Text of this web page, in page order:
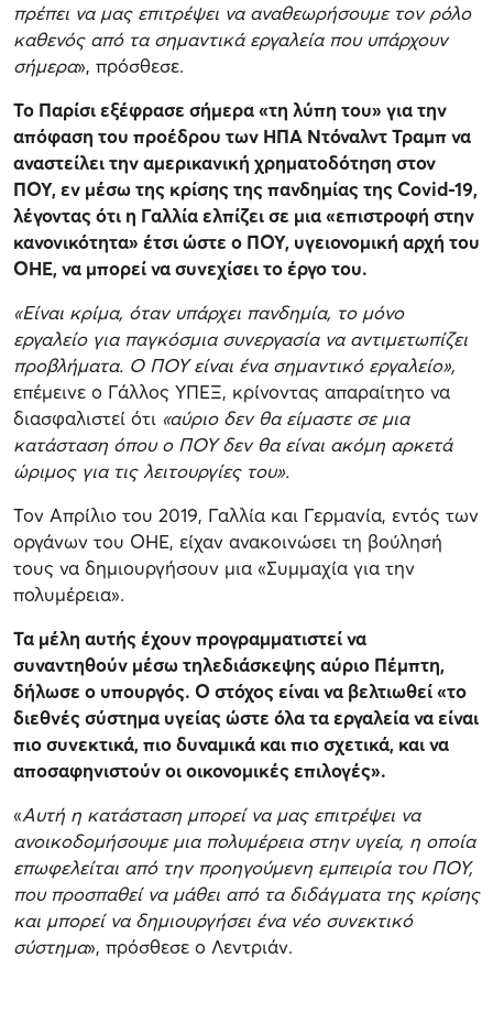
πρέπει να μας επιτρέψει να αναθεωρήσουμε τον ρόλο
καθενός από τα σημαντικά εργαλεία που υπάρχουν
σήμερα», πρόσθεσε.
Το Παρίσι εξέφρασε σήμερα «τη λύπη του» για την
απόφαση του προέδρου των ΗΠΑ Ντόναλντ Τραμπ να
αναστείλει την αμερικανική χρηματοδότηση στον
ΠΟΥ, εν μέσω της κρίσης της πανδημίας της Covid-19,
λέγοντας ότι η Γαλλία ελπίζει σε μια «επιστροφή στην
κανονικότητα» έτσι ώστε ο ΠΟΥ, υγειονομική αρχή του
ΟΗΕ, να μπορεί να συνεχίσει το έργο του.
«Είναι κρίμα, όταν υπάρχει πανδημία, το μόνο
εργαλείο για παγκόσμια συνεργασία να αντιμετωπίζει
προβλήματα. Ο ΠΟΥ είναι ένα σημαντικό εργαλείο»,
επέμεινε ο Γάλλος ΥΠΕΞ, κρίνοντας απαραίτητο να
διασφαλιστεί ότι «αύριο δεν θα είμαστε σε μια
κατάσταση όπου ο ΠΟΥ δεν θα είναι ακόμη αρκετά
ώριμος για τις λειτουργίες του».
Τον Απρίλιο του 2019, Γαλλία και Γερμανία, εντός των
οργάνων του ΟΗΕ, είχαν ανακοινώσει τη βούλησή
τους να δημιουργήσουν μια «Συμμαχία για την
πολυμέρεια».
Τα μέλη αυτής έχουν προγραμματιστεί να
συναντηθούν μέσω τηλεδιάσκεψης αύριο Πέμπτη,
δήλωσε ο υπουργός. Ο στόχος είναι να βελτιωθεί «το
διεθνές σύστημα υγείας ώστε όλα τα εργαλεία να είναι
πιο συνεκτικά, πιο δυναμικά και πιο σχετικά, και να
αποσαφηνιστούν οι οικονομικές επιλογές».
«Αυτή η κατάσταση μπορεί να μας επιτρέψει να
ανοικοδομήσουμε μια πολυμέρεια στην υγεία, η οποία
επωφελείται από την προηγούμενη εμπειρία του ΠΟΥ,
που προσπαθεί να μάθει από τα διδάγματα της κρίσης
και μπορεί να δημιουργήσει ένα νέο συνεκτικό
σύστημα», πρόσθεσε ο Λεντριάν.